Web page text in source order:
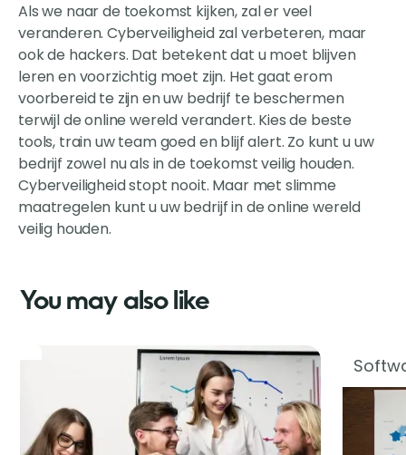
Als we naar de toekomst kijken, zal er veel
veranderen. Cyberveiligheid zal verbeteren, maar
ook de hackers. Dat betekent dat u moet blijven
leren en voorzichtig moet zijn. Het gaat erom
voorbereid te zijn en uw bedrijf te beschermen
terwijl de online wereld verandert. Kies de beste
tools, train uw team goed en blijf alert. Zo kunt u uw
bedrijf zowel nu als in de toekomst veilig houden.
Cyberveiligheid stopt nooit. Maar met slimme
maatregelen kunt u uw bedrijf in de online wereld
veilig houden.
You may also like